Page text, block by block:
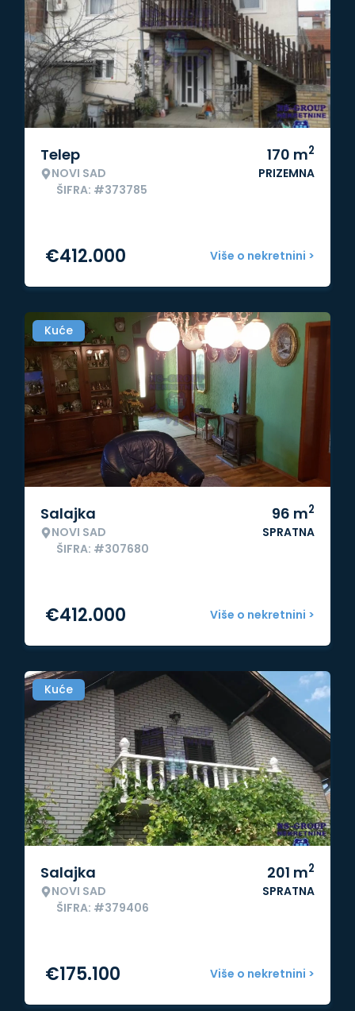
Telep
NOVI SAD
ŠIFRA: #373785
170 m2
PRIZEMNA
Više o nekretnini >
€412.000
Kuće
Salajka
NOVI SAD
ŠIFRA: #307680
96 m2
SPRATNA
Više o nekretnini >
€412.000
Kuće
Salajka
NOVI SAD
ŠIFRA: #379406
201 m2
SPRATNA
Više o nekretnini >
€175.100